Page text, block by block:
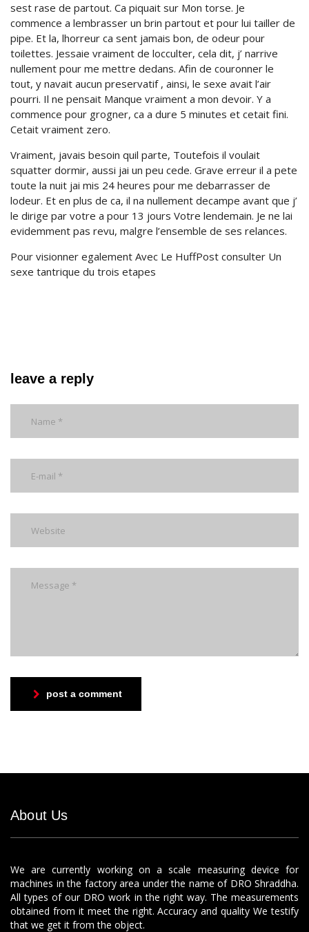
sest rase de partout. Ca piquait sur Mon torse. Je
commence a lembrasser un brin partout et pour lui tailler de
pipe. Et la, lhorreur ca sent jamais bon, de odeur pour
toilettes. Jessaie vraiment de locculter, cela dit, j’ narrive
nullement pour me mettre dedans. Afin de couronner le
tout, y navait aucun preservatif , ainsi, le sexe avait l’air
pourri. Il ne pensait Manque vraiment a mon devoir. Y a
commence pour grogner, ca a dure 5 minutes et cetait fini.
Cetait vraiment zero.
Vraiment, javais besoin quil parte, Toutefois il voulait
squatter dormir, aussi jai un peu cede. Grave erreur il a pete
toute la nuit jai mis 24 heures pour me debarrasser de
lodeur. Et en plus de ca, il na nullement decampe avant que j’
le dirige par votre a pour 13 jours Votre lendemain. Je ne lai
evidemment pas revu, malgre l’ensemble de ses relances.
Pour visionner egalement Avec Le HuffPost consulter Un
sexe tantrique du trois etapes
leave a reply
post a comment
About Us
We are currently working on a scale measuring device for
machines in the factory area under the name of DRO Shraddha.
All types of our DRO work in the right way. The measurements
obtained from it meet the right. Accuracy and quality We testify
that we get it from the object.